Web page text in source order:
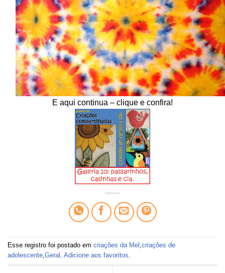
E aqui continua – clique e confira!
Esse registro foi postado em criações da Mel criações de
adolescente Geral Adicione aos favoritos